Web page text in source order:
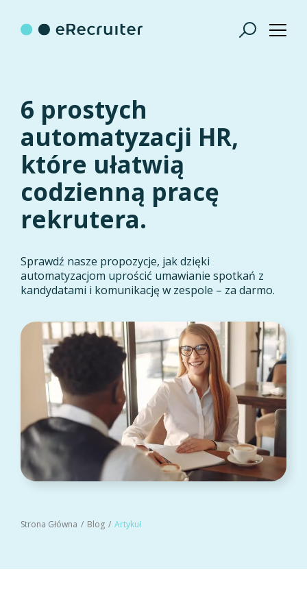
6 prostych
automatyzacji HR,
które ułatwią
codzienną pracę
rekrutera.
Sprawdź nasze propozycje, jak dzięki
automatyzacjom uprościć umawianie spotkań z
kandydatami i komunikację w zespole – za darmo.
Strona Główna Blog Artykuł